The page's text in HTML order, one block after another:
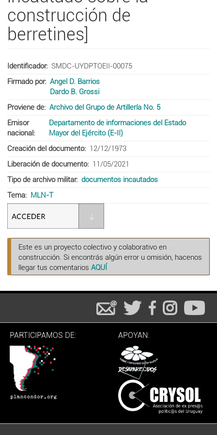
construcción de
berretines]
Identificador
SMDC-UYDPTOEII-00075
Firmado por
Angel D. Barrios
Dardo B. Grossi
Proviene de
Archivo del Grupo de Artillería No. 5
Emisor
nacional
Departamento de informaciones del Estado
Mayor del Ejército (E-II)
Creación del documento
12/12/1973
Liberación de documento
11/05/2021
Tipo de archivo militar
documentos incautados
Tema
MLN-T
Este es un proyecto colectivo y colaborativo en
construcción. Si encontrás algún error u omisión, hacenos
llegar tus comentarios AQUÍ
PARTICIPAMOS DE: APOYAN: